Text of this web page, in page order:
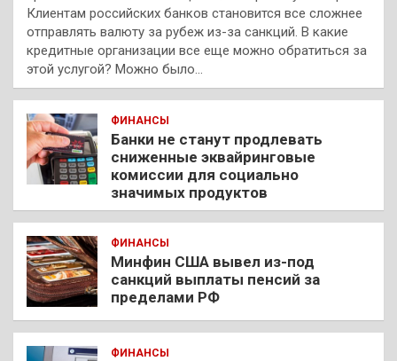
Клиентам российских банков становится все сложнее
отправлять валюту за рубеж из-за санкций. В какие
кредитные организации все еще можно обратиться за
этой услугой? Можно было…
ФИНАНСЫ
Банки не станут продлевать
сниженные эквайринговые
комиссии для социально
значимых продуктов
ФИНАНСЫ
Минфин США вывел из-под
санкций выплаты пенсий за
пределами РФ
ФИНАНСЫ